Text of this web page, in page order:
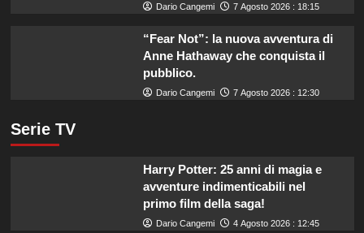
Dario Cangemi 7 Agosto 2026 : 18:15
“Fear Not”: la nuova avventura di
Anne Hathaway che conquista il
pubblico.
Dario Cangemi 7 Agosto 2026 : 12:30
Serie TV
Harry Potter: 25 anni di magia e
avventure indimenticabili nel
primo film della saga!
Dario Cangemi 4 Agosto 2026 : 12:45